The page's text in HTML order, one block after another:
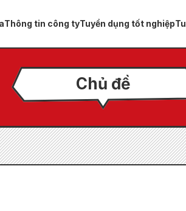
Thông tin công tyTuyển dụng tốt nghiệp
Chủ đề